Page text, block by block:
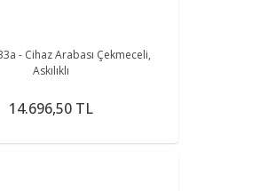
- Cihaz Arabası Çekmeceli,
Askılıklı
14.696,50 TL